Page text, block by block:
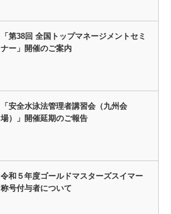
「第38回 全国トップマネージメントセミ
ナー」開催のご案内
「安全水泳法管理者講習会（九州会
場）」開催延期のご報告
令和５年度ゴールドマスターズスイマー
称号付与者について